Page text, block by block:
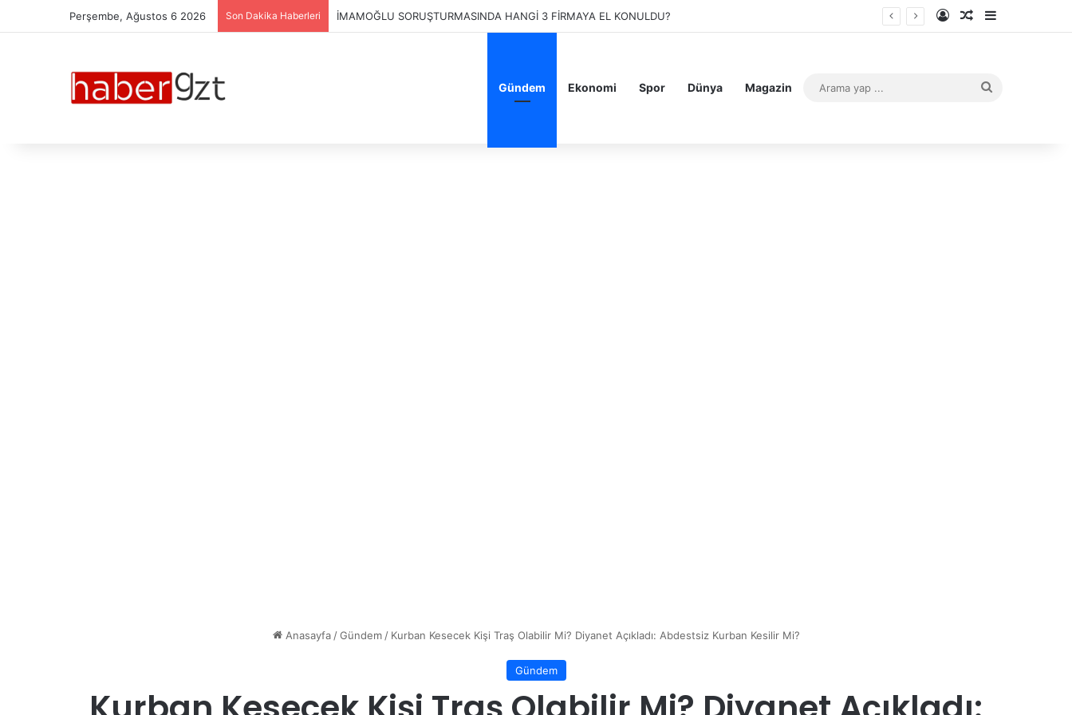
Perşembe, Ağustos 6 2026 Son Dakika Haberleri ESPRESSOLAB KİMİN? ESPRESSOLAB BOYKOT MU? KAÇ ŞUBESİ VAR? Kayıt OlRastgele Makale
Kenar
Gündem Ekonomi Spor Dünya Magazin
Anasayfa / Gündem / Kurban Kesecek Kişi Traş Olabilir Mi? Diyanet Açıkladı: Abdestsiz Kurban Kesilir Mi?
Gündem